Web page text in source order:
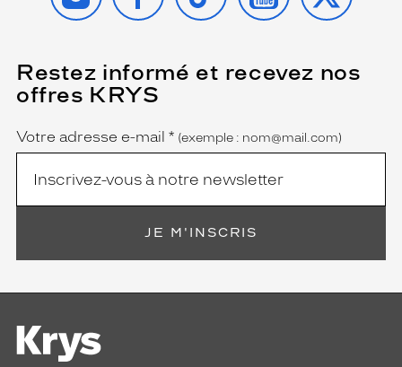
Restez informé et recevez nos
offres KRYS
Name
Votre adresse e-mail *
(Ce
champ
est
obligatoire)
(exemple : nom@mail.com)
JE M'INSCRIS